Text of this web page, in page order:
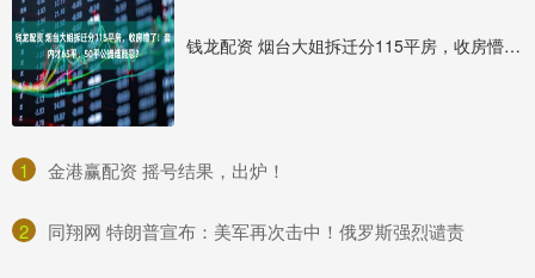
钱龙配资 烟台大姐拆迁分115平房，收房懵了！套内才65平，50平公摊谁能忍？
1 ​金港赢配资 摇号结果，出炉！
2 ​同翔网 特朗普宣布：美军再次击中！俄罗斯强烈谴责